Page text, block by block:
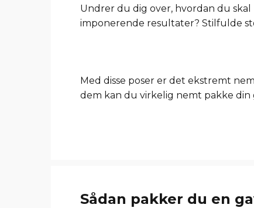
Undrer du dig over, hvordan du
imponerende resultater? Stilfulde
Med disse poser er det ekstremt
dem kan du virkelig nemt pakke din
Sådan pakker du en